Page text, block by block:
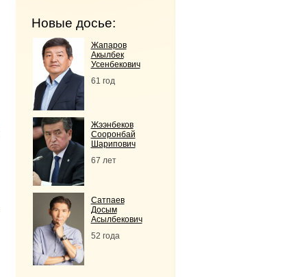
Новые досье:
Жапаров
Акылбек
Усенбекович
61 год
Жээнбеков
Сооронбай
Шарипович
67 лет
Сатпаев
Досым
Асылбекович
52 года